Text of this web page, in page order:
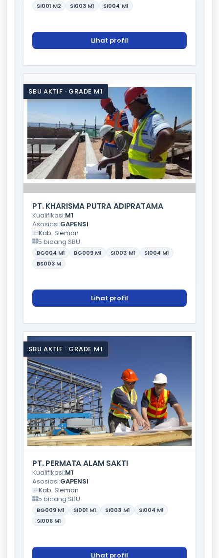
SI001 M2 SI003 M1 SI004 M1
Lihat profil
SBU AKTIF · GRADE M1
PT. KHARISMA PUTRA ADIPRATAMA
Kualifikasi:M1
Asosiasi:GAPENSI
Kab. Sleman
5 bidang SBU
BG004 M1 BG009 M1 SI003 M1 SI004 M1
BS003 M
Lihat profil
SBU AKTIF · GRADE M1
PT. PERMATA ALAM SAKTI
Kualifikasi:M1
Asosiasi:GAPENSI
Kab. Sleman
5 bidang SBU
BG009 M1 SI001 M1 SI003 M1 SI004 M1
SI006 M1
Lihat profil